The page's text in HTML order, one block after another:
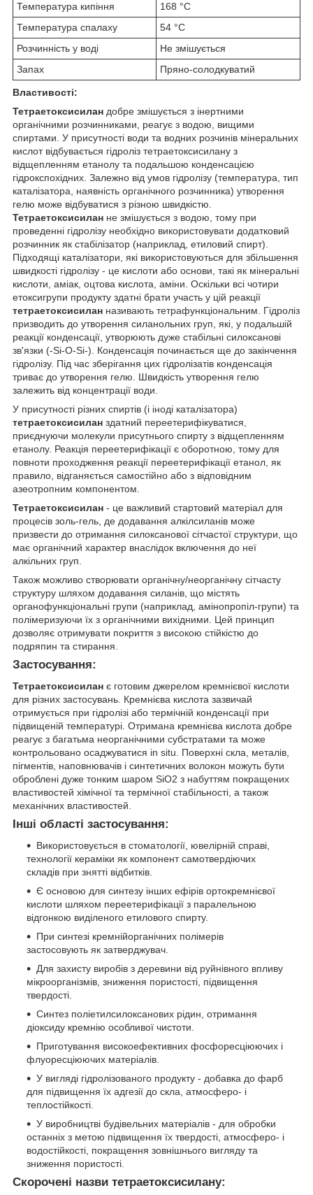
Температура кипіння
168 °C
Температура спалаху
54 °C
Розчинність у воді
Не змішується
Запах
Пряно-солодкуватий
Властивості:
Тетраетоксисилан добре змішується з інертними
органічними розчинниками, реагує з водою, вищими
спиртами. У присутності води та водних розчинів мінеральних
кислот відбувається гідроліз тетраетоксисилану з
відщепленням етанолу та подальшою конденсацією
гідрокспохідних. Залежно від умов гідролізу (температура, тип
каталізатора, наявність органічного розчинника) утворення
гелю може відбуватися з різною швидкістю.
Тетраетоксисилан не змішується з водою, тому при
проведенні гідролізу необхідно використовувати додатковий
розчинник як стабілізатор (наприклад, етиловий спирт).
Підходящі каталізатори, які використовуються для збільшення
швидкості гідролізу - це кислоти або основи, такі як мінеральні
кислоти, аміак, оцтова кислота, аміни. Оскільки всі чотири
етоксигрупи продукту здатні брати участь у цій реакції
тетраетоксисилан називають тетрафункціональним. Гідроліз
призводить до утворення силанольних груп, які, у подальшій
реакції конденсації, утворюють дуже стабільні силоксанові
зв'язки (-Si-O-Si-). Конденсація починається ще до закінчення
гідролізу. Під час зберігання цих гідролізатів конденсація
триває до утворення гелю. Швидкість утворення гелю
залежить від концентрації води.
У присутності різних спиртів (і іноді каталізатора)
тетраетоксисилан здатний переетерифікуватися,
приєднуючи молекули присутнього спирту з відщепленням
етанолу. Реакція переетерифікації є оборотною, тому для
повноти проходження реакції переетерифікації етанол, як
правило, відганяється самостійно або з відповідним
азеотропним компонентом.
Тетраетоксисилан - це важливий стартовий матеріал для
процесів золь-гель, де додавання алкілсиланів може
призвести до отримання силоксанової сітчастої структури, що
має органічний характер внаслідок включення до неї
алкільних груп.
Також можливо створювати органічну/неорганічну сітчасту
структуру шляхом додавання силанів, що містять
органофункціональні групи (наприклад, амінопропіл-групи) та
полімеризуючи їх з органічними вихідними. Цей принцип
дозволяє отримувати покриття з високою стійкістю до
подряпин та стирання.
Застосування:
Тетраетоксисилан є готовим джерелом кремнієвої кислоти
для різних застосувань. Кремнієва кислота зазвичай
отримується при гідролізі або термічній конденсації при
підвищеній температурі. Отримана кремнієва кислота добре
реагує з багатьма неорганічними субстратами та може
контрольовано осаджуватися in situ. Поверхні скла, металів,
пігментів, наповнювачів і синтетичних волокон можуть бути
оброблені дуже тонким шаром SiO2 з набуттям покращених
властивостей хімічної та термічної стабільності, а також
механічних властивостей.
Інші області застосування:
Використовується в стоматології, ювелірній справі,
технології кераміки як компонент самотвердіючих
складів при знятті відбитків.
Є основою для синтезу інших ефірів ортокремнієвої
кислоти шляхом переетерифікації з паралельною
відгонкою виділеного етилового спирту.
При синтезі кремнійорганічних полімерів
застосовують як затверджувач.
Для захисту виробів з деревини від руйнівного впливу
мікроорганізмів, зниження пористості, підвищення
твердості.
Синтез поліетилсилоксанових рідин, отримання
діоксиду кремнію особливої чистоти.
Приготування високоефективних фосфоресціюючих і
флуоресціюючих матеріалів.
У вигляді гідролізованого продукту - добавка до фарб
для підвищення їх адгезії до скла, атмосферо- і
теплостійкості.
У виробництві будівельних матеріалів - для обробки
останніх з метою підвищення їх твердості, атмосферо- і
водостійкості, покращення зовнішнього вигляду та
зниження пористості.
Скорочені назви тетраетоксисилану: